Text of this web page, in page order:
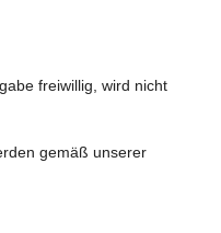
freiwillig, wird nicht
gemäß unserer